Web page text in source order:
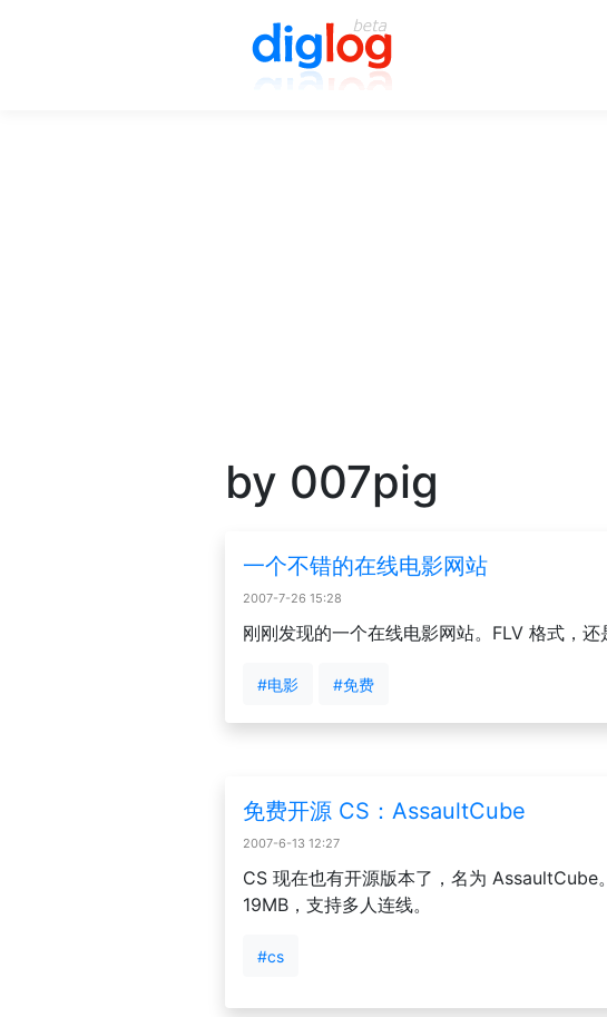
by 007pig
一个不错的在线电影网站
2007-7-26 15:28
刚刚发现的一个在线电影网站。FLV 格式，还
#电影 #免费
免费开源 CS：AssaultCube
2007-6-13 12:27
CS 现在也有开源版本了，名为 AssaultCube
19MB，支持多人连线。
#cs